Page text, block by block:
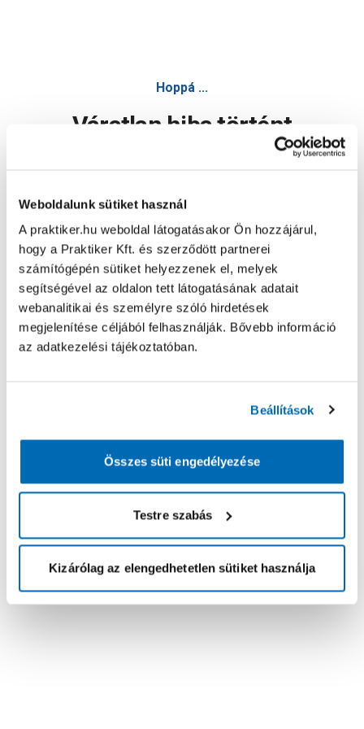
Weboldalunk sütiket használ
A praktiker.hu weboldal látogatásakor Ön hozzájárul,
hogy a Praktiker Kft. és szerződött partnerei
számítógépén sütiket helyezzenek el, melyek
segítségével az oldalon tett látogatásának adatait
webanalitikai és személyre szóló hirdetések
megjelenítése céljából felhasználják. Bővebb információ
az adatkezelési tájékoztatóban.
Beállítások
Összes süti engedélyezése
Testre szabás
Kizárólag az elengedhetetlen sütiket használja
Hoppá ...
Váratlan hiba történt
Oldal újratöltése